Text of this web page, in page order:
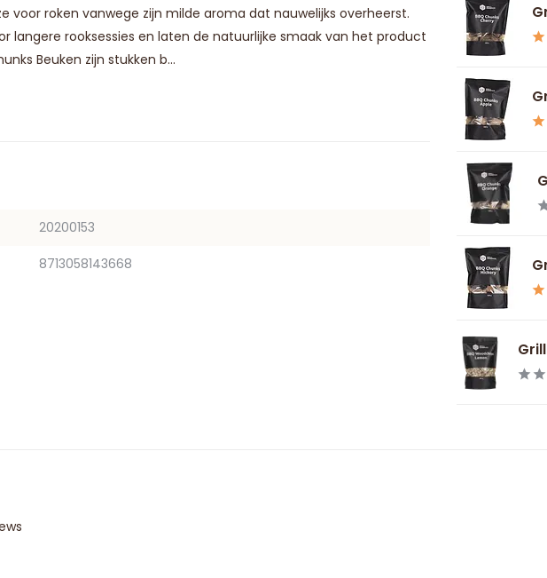
voor roken vanwege zijn milde aroma dat nauwelijks overheerst.
langere rooksessies en laten de natuurlijke smaak van het product
Beuken zijn stukken b...
20200153
8713058143668